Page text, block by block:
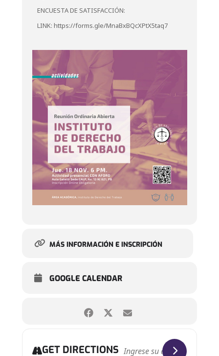
ENCUESTA DE SATISFACCIÓN:
LINK: https://forms.gle/MnaBxBQcXPtX5taq7
MÁS INFORMACIÓN E INSCRIPCIÓN
GOOGLE CALENDAR
GET DIRECTIONS